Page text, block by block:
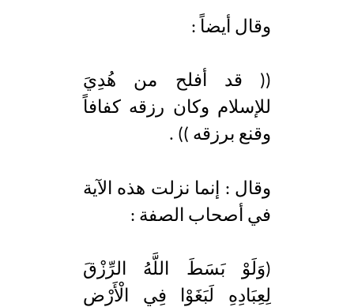
وقال أيضاً :
(( قد أفلح من هُدِيَ
للإسلام وكان رزقه كفافاً
وقنع برزقه )) .
وقال : إنما نزلت هذه الآية
في أصحاب الصفة :
(وَلَوْ بَسَطَ اللَّهُ الرِّزْقَ
لِعِبَادِهِ لَبَغَوْا فِي الْأَرْضِ